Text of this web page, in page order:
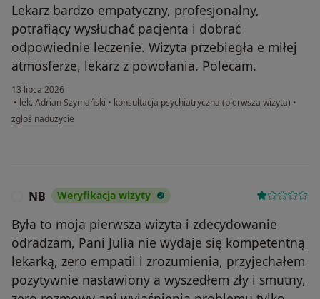
Lekarz bardzo empatyczny, profesjonalny,
potrafiący wysłuchać pacjenta i dobrać
odpowiednie leczenie. Wizyta przebiegła e miłej
atmosferze, lekarz z powołania. Polecam.
13 lipca 2026
• lek. Adrian Szymański • konsultacja psychiatryczna (pierwsza wizyta) •
w opinii użytkownika D
zgłoś nadużycie
NB Weryfikacja wizyty
Była to moja pierwsza wizyta i zdecydowanie
odradzam, Pani Julia nie wydaje się kompetentną
lekarką, zero empatii i zrozumienia, przyjechałem
pozytywnie nastawiony a wyszedłem zły i smutny,